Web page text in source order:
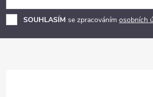
í
p
p
a
SOUHLASÍM se zpracováním osobních